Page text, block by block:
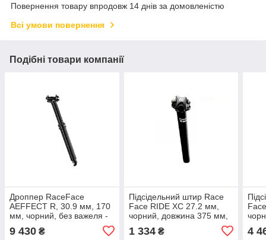
Повернення товару впродовж 14 днів за домовленістю
Всі умови повернення
Подібні товари компанії
Дроппер RaceFace
AEFFECT R, 30.9 мм, 170
мм, чорний, без важеля -
штир
9 430 ₴
Підсідельний штир Race
Face RIDE XC 27.2 мм,
чорний, довжина 375 мм,
1 334₴ 4